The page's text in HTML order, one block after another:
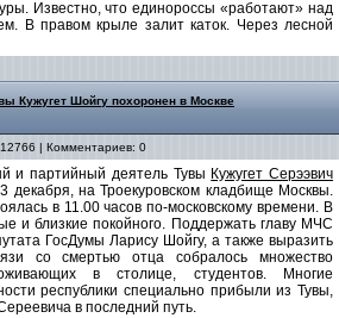
Известно, что единороссы «работают» над
В правом крыле залит каток. Через лесной
Кужугет Шойгу похоронен в Москве
| Комментариев: 0
и партийный деятель Тувы Кужугет Серээвич
декабря, на Троекуровском кладбище Москвы.
в 11.00 часов по-московскому времени. В
и близкие покойного. Поддержать главу МЧС
ГосДумы Ларису Шойгу, а также выразить
со смертью отца собралось множество
в столице, студентов. Многие
республики специально прибыли из Тувы,
в последний путь.